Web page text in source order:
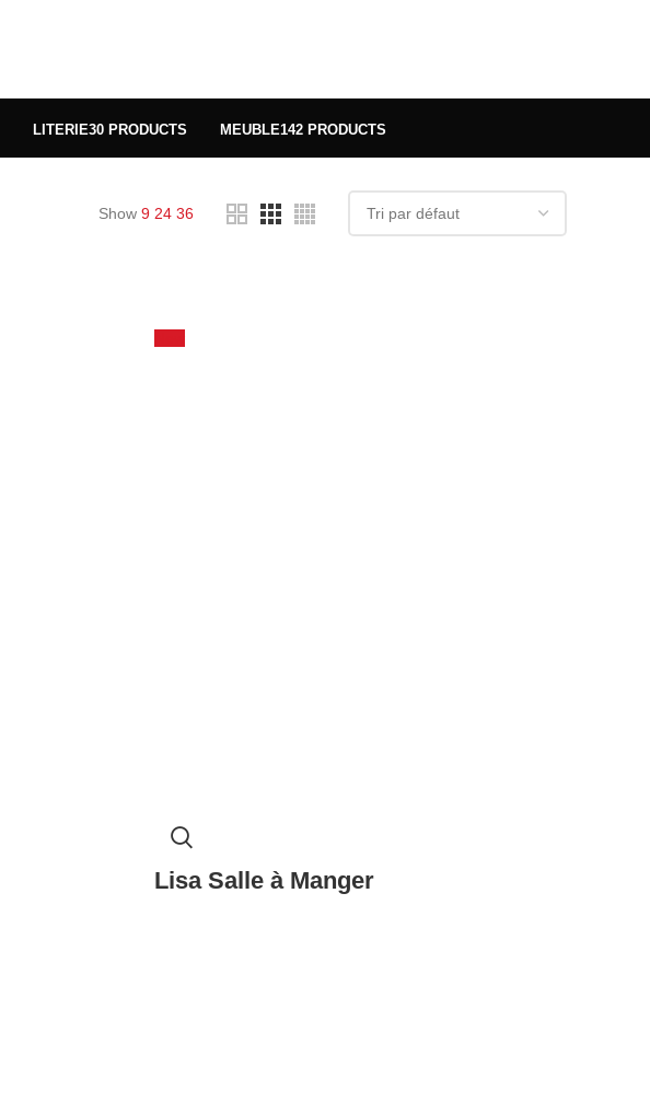
LITERIE30 PRODUCTS MEUBLE142 PRODUCTS
Show 9 24 36
Lisa Salle à Manger